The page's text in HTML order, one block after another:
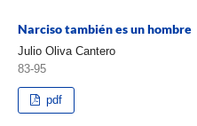
Narciso también es un hombre
Julio Oliva Cantero
83-95
pdf